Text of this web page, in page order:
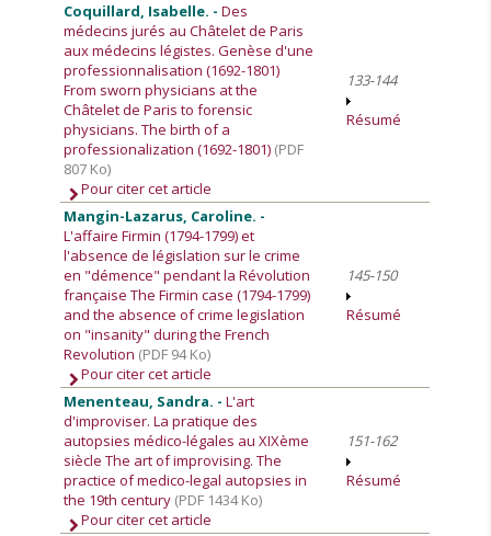
Coquillard, Isabelle. -Des
médecins jurés au Châtelet de Paris
aux médecins légistes. Genèse d'une
professionnalisation (1692-1801)
From sworn physicians at the
Châtelet de Paris to forensic
physicians. The birth of a
professionalization (1692-1801) (PDF
807 Ko)
Pour citer cet article
133-144
Résumé
Mangin-Lazarus, Caroline. -
L'affaire Firmin (1794-1799) et
l'absence de législation sur le crime
en "démence" pendant la Révolution
française The Firmin case (1794-1799)
and the absence of crime legislation
on "insanity" during the French
Revolution (PDF 94 Ko)
Pour citer cet article
145-150
Résumé
Menenteau, Sandra. -L'art
d'improviser. La pratique des
autopsies médico-légales au XIXème
siècle The art of improvising. The
practice of medico-legal autopsies in
the 19th century (PDF 1434 Ko)
Pour citer cet article
151-162
Résumé